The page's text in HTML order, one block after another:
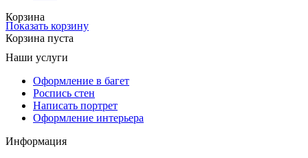
Корзина
Показать корзину
Корзина пуста
Наши услуги
Оформление в багет
Роспись стен
Написать портрет
Оформление интерьера
Информация